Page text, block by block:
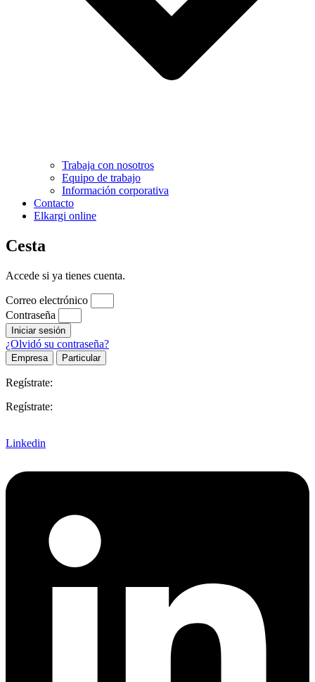
Trabaja con nosotros
Equipo de trabajo
Información corporativa
Contacto
Elkargi online
Cesta
Accede si ya tienes cuenta.
Correo electrónico
Contraseña
Iniciar sesión
¿Olvidó su contraseña?
Empresa Particular
Regístrate:
Regístrate:
Linkedin